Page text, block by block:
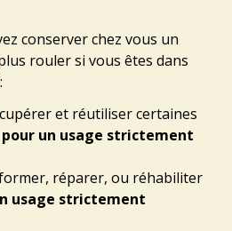
conserver chez vous un
rouler si vous êtes dans
et réutiliser certaines
pour un usage strictement
réparer, ou réhabiliter
usage strictement